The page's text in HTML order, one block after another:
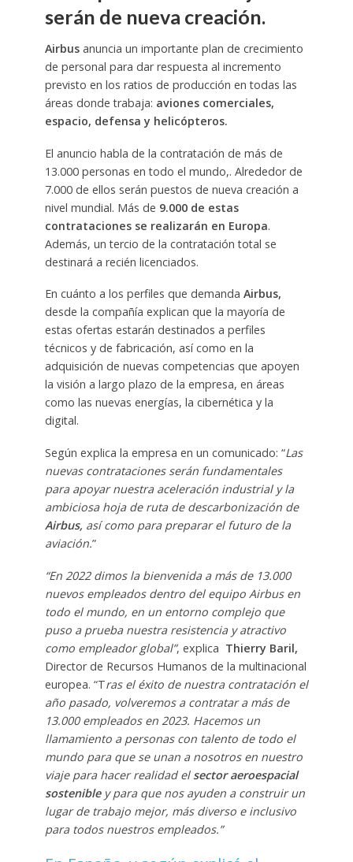
serán de nueva creación.
Airbusanuncia un importante plan de crecimiento
de personal para dar respuesta al incremento
previsto en los ratios de producción en todas las
áreas donde trabaja: aviones comerciales,
espacio, defensa y helicópteros.
El anuncio habla de la contratación de más de
13.000 personas en todo el mundo,. Alrededor de
7.000 de ellos serán puestos de nueva creación a
nivel mundial. Más de 9.000 de estas
contrataciones se realizarán en Europa.
Además, un tercio de la contratación total se
destinará a recién licenciados.
En cuánto a los perfiles que demanda Airbus,
desde la compañía explican que la mayoría de
estas ofertas estarán destinados a perfiles
técnicos y de fabricación, así como en la
adquisición de nuevas competencias que apoyen
la visión a largo plazo de la empresa, en áreas
como las nuevas energías, la cibernética y la
digital.
Según explica la empresa en un comunicado: “Las
nuevas contrataciones serán fundamentales
para apoyar nuestra aceleración industrial y la
ambiciosa hoja de ruta de descarbonización de
Airbus, así como para preparar el futuro de la
aviación.”
“En 2022 dimos la bienvenida a más de 13.000
nuevos empleados dentro del equipo Airbus en
todo el mundo, en un entorno complejo que
puso a prueba nuestra resistencia y atractivo
como empleador global”, explica Thierry Baril,
Director de Recursos Humanos de la multinacional
europea. “Tras el éxito de nuestra contratación el
año pasado, volveremos a contratar a más de
13.000 empleados en 2023. Hacemos un
llamamiento a personas con talento de todo el
mundo para que se unan a nosotros en nuestro
viaje para hacer realidad el sector aeroespacial
sostenible y para que nos ayuden a construir un
lugar de trabajo mejor, más diverso e inclusivo
para todos nuestros empleados.”